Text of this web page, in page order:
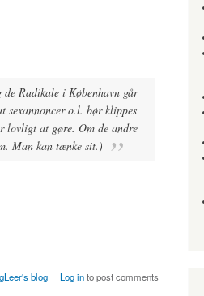
Radikale i København går
sexannoncer o.l. bør klippes
lovligt at gøre. Om de andre
Man kan tænke sit.)
blog Log into post comments